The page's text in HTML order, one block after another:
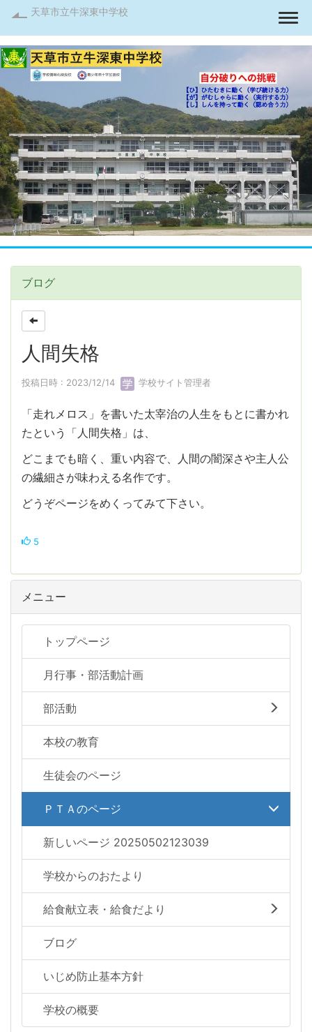
天草市立牛深東中学校
ブログ
人間失格
投稿日時 : 2023/12/14 学校サイト管理者
「走れメロス」を書いた太宰治の人生をもとに書かれ
たという「人間失格」は、
どこまでも暗く、重い内容で、人間の闇深さや主人公
の繊細さが味わえる名作です。
どうぞページをめくってみて下さい。
5
メニュー
トップページ
月行事・部活動計画
部活動
本校の教育
生徒会のページ
ＰＴＡのページ
新しいページ 20250502123039
学校からのおたより
給食献立表・給食だより
ブログ
いじめ防止基本方針
学校の概要